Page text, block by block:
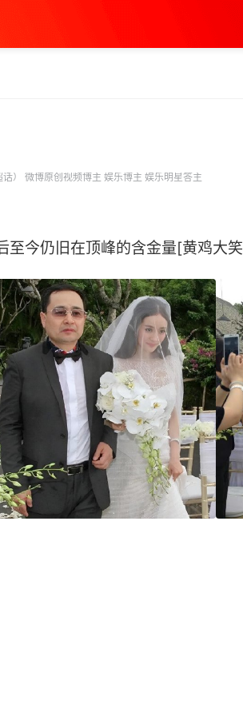
） 微博原创视频博主 娱乐博主 娱乐明星答主
至今仍旧在顶峰的含金量[黄鸡大